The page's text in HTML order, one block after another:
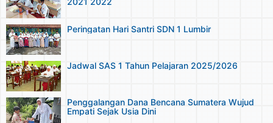
Peringatan Hari Santri SDN 1 Lumbir
Jadwal SAS 1 Tahun Pelajaran 2025/2026
Penggalangan Dana Bencana Sumatera Wujud
Empati Sejak Usia Dini